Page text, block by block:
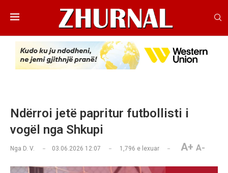
Ndërroi jetë papritur futbollisti i
vogël nga Shkupi
Nga D. V. 03.06.2026 12:07 1,796 e lexuar A+ A-